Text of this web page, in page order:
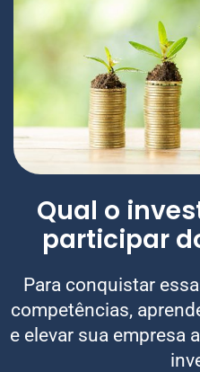
Qual o
participar
Para conquistar
competências,
e elevar sua empresa